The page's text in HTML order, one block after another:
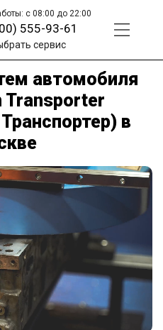
с 08:00 до 22:00
555-93-61
сервис
автомобиля
Transporter
в